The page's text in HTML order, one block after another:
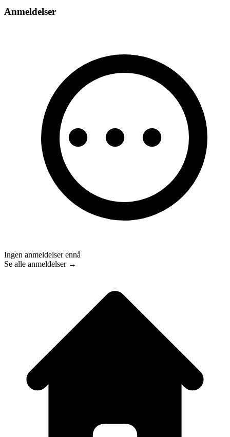
Anmeldelser
Ingen anmeldelser ennå
Se alle anmeldelser →